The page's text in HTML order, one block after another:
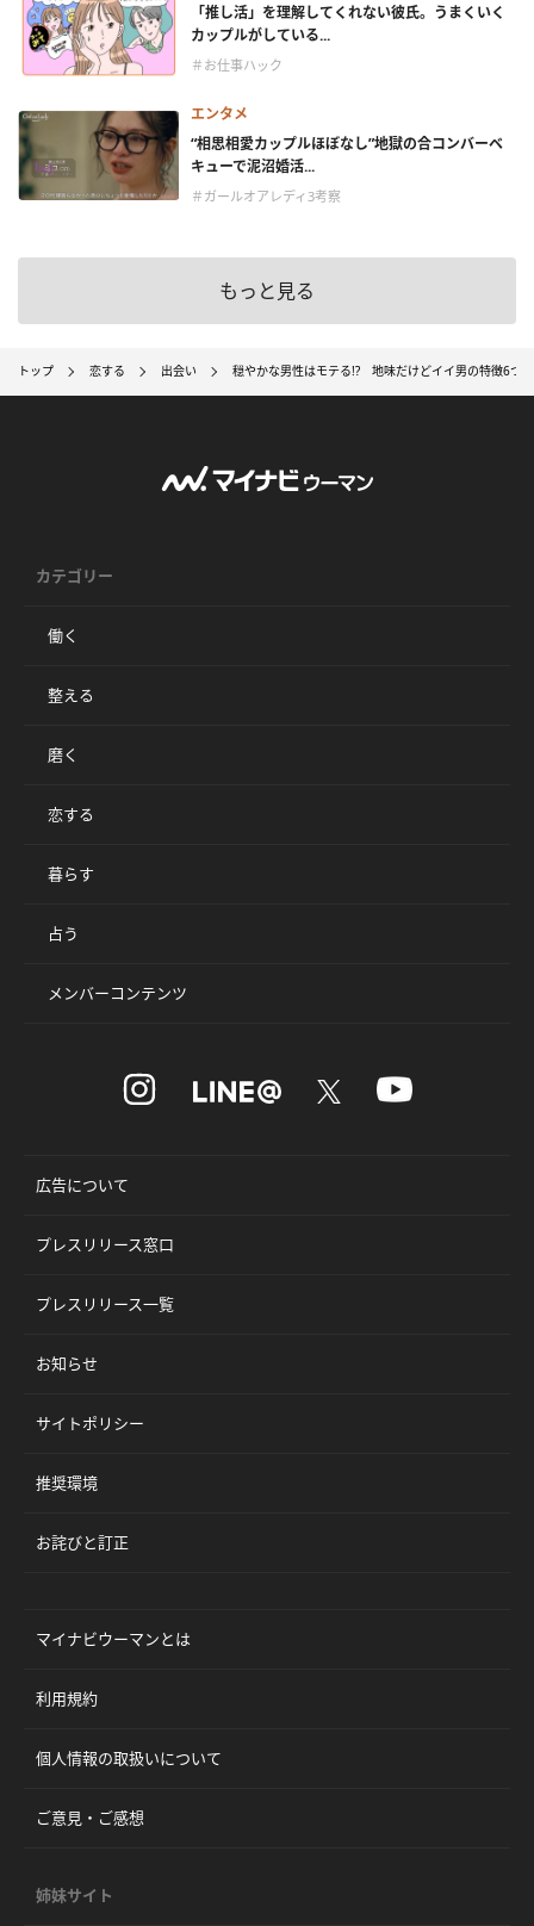
「推し活」を理解してくれない彼氏。うまくいく
カップルがしている...
＃お仕事ハック
エンタメ
“相思相愛カップルほぼなし”地獄の合コンバーベ
キューで泥沼婚活...
＃ガールオアレディ3考察
もっと見る
トップ 恋する 出会い 穏やかな男性はモテる!? 地味だけどイイ男の特徴6つ！
カテゴリー
働く
整える
磨く
恋する
暮らす
占う
メンバーコンテンツ
広告について
プレスリリース窓口
プレスリリース一覧
お知らせ
サイトポリシー
推奨環境
お詫びと訂正
マイナビウーマンとは
利用規約
個人情報の取扱いについて
ご意見・ご感想
姉妹サイト